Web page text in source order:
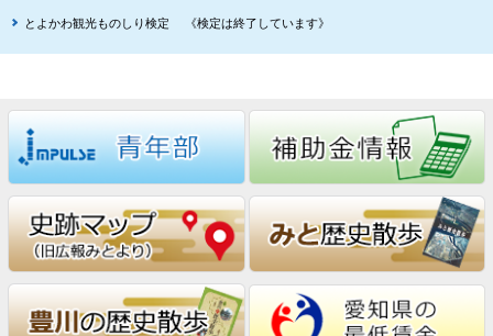
とよかわ観光ものしり検定 《検定は終了しています》